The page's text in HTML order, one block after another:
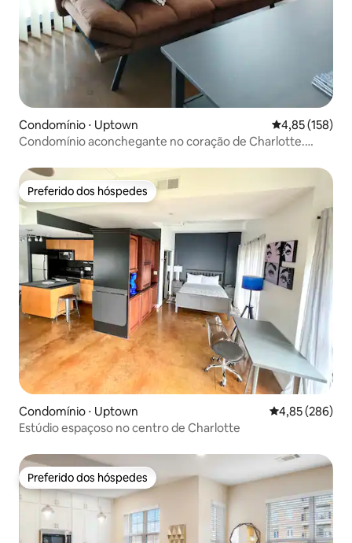
Condomínio ⋅ Uptown 4,85 de uma
4,85 (158)
Condomínio aconchegante no coração de Charlotte.
Preferido dos hóspedes
Preferido dos hóspedes
Condomínio ⋅ Uptown 4,85 de uma
4,85 (286)
Estúdio espaçoso no centro de Charlotte
Preferido dos hóspedes
Preferido dos hóspedes